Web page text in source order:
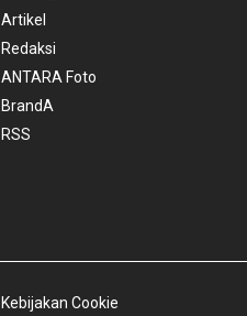
Artikel
Redaksi
ANTARA Foto
BrandA
RSS
Kebijakan Cookie